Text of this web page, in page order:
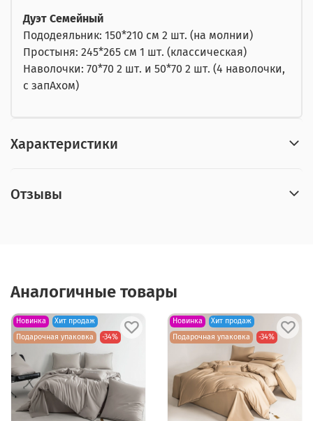
Дуэт Семейный
Пододеяльник: 150*210 см 2 шт. (на молнии)
Простыня: 245*265 см 1 шт. (классическая)
Наволочки: 70*70 2 шт. и 50*70 2 шт. (4 наволочки,
с запАхом)
Характеристики
Отзывы
Аналогичные товары
Новинка
Хит продаж
Подарочная упаковка
-34%
Новинка
Хит продаж
Подарочная упаковка
-34%